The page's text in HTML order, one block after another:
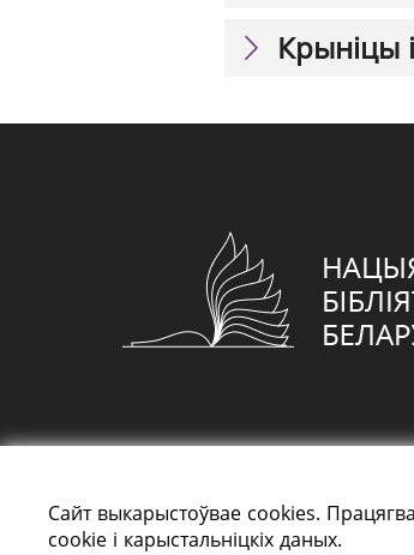
Крыніцы
Сайт выкарыстоўвае cookies.
cookie і карыстальніцкіх даных.